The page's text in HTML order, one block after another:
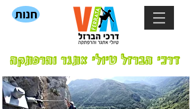
חנות
דרכי הברזל טיולי אתגר והרפתקה